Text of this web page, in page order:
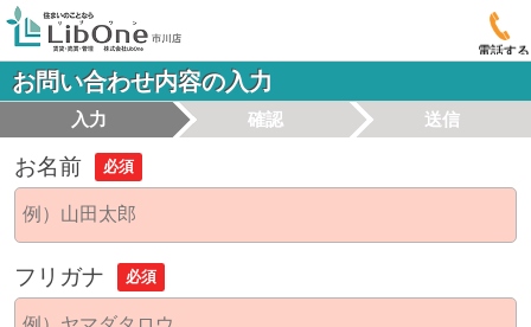
電話する
お問い合わせ内容の入力
入力 確認 送信
お名前 必須
フリガナ 必須